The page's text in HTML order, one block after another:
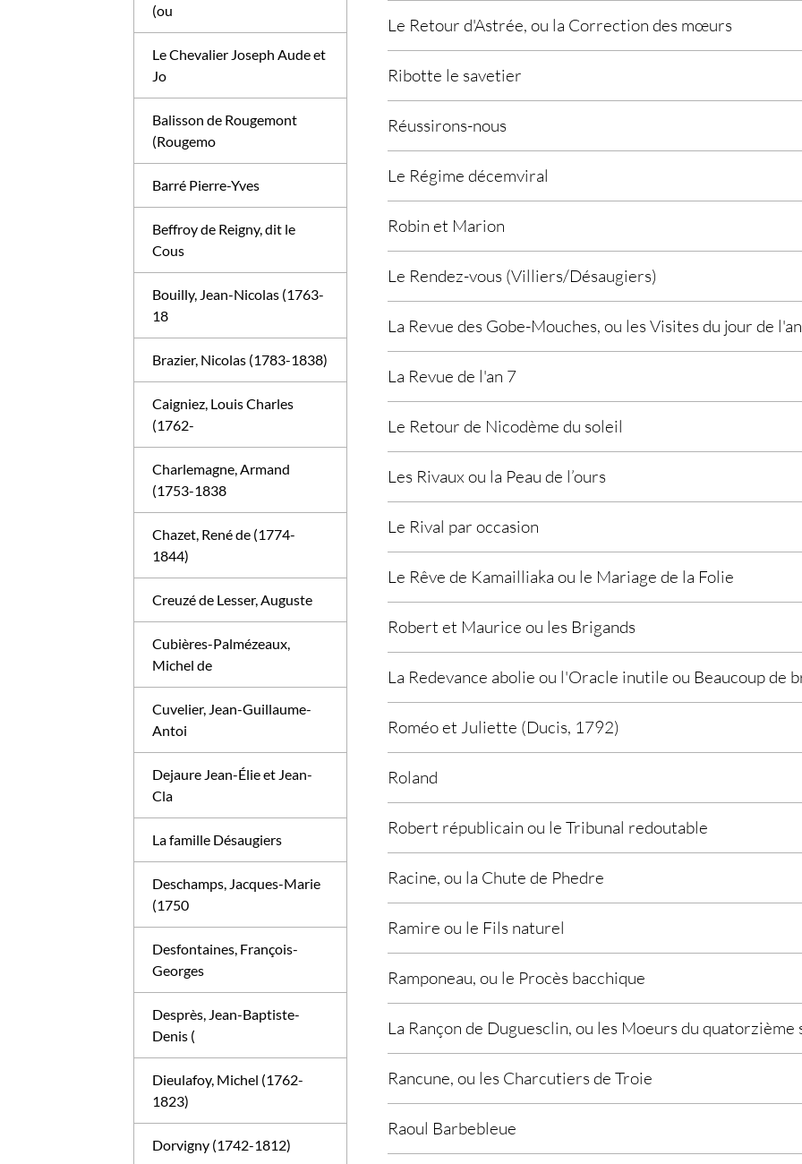
Le Retour d'Astrée, ou la Correction des mœurs
Ribotte le savetier
Réussirons-nous
Le Régime décemviral
Robin et Marion
Le Rendez-vous (Villiers/Désaugiers)
La Revue des Gobe-Mouches, ou les Visites du jour de l'an
La Revue de l'an 7
Le Retour de Nicodème du soleil
Les Rivaux ou la Peau de l’ours
Le Rival par occasion
Le Rêve de Kamailliaka ou le Mariage de la Folie
Robert et Maurice ou les Brigands
La Redevance abolie ou l'Oracle inutile ou Beaucoup de
Roméo et Juliette (Ducis, 1792)
Roland
Robert républicain ou le Tribunal redoutable
Racine, ou la Chute de Phedre
Ramire ou le Fils naturel
Ramponeau, ou le Procès bacchique
La Rançon de Duguesclin, ou les Moeurs du quatorzième
Rancune, ou les Charcutiers de Troie
Raoul Barbebleue
(ou
Le Chevalier Joseph Aude et
Jo
Balisson de Rougemont
(Rougemo
Barré Pierre-Yves
Beffroy de Reigny, dit le
Cous
Bouilly, Jean-Nicolas (1763-
18
Brazier, Nicolas (1783-1838)
Caigniez, Louis Charles
(1762-
Charlemagne, Armand
(1753-1838
Chazet, René de (1774-
1844)
Creuzé de Lesser, Auguste
Cubières-Palmézeaux,
Michel de
Cuvelier, Jean-Guillaume-
Antoi
Dejaure Jean-Élie et Jean-
Cla
La famille Désaugiers
Deschamps, Jacques-Marie
(1750
Desfontaines, François-
Georges
Desprès, Jean-Baptiste-
Denis (
Dieulafoy, Michel (1762-
1823)
Dorvigny (1742-1812)